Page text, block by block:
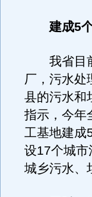
建成5个
我省目前
厂，污水处
县的污水和
指示，今年
工基地建成
设17个城
城乡污水、